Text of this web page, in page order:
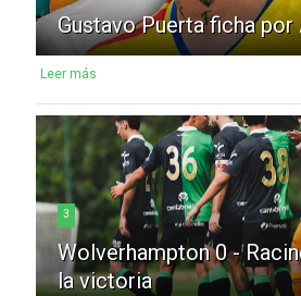
Gustavo Puerta ficha
Leer más
3
Wolverhampton 0 -
la victoria